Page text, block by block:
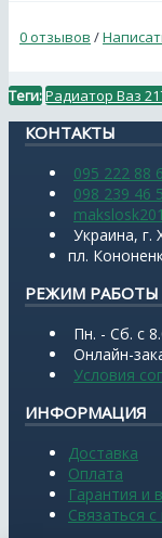
0 отзывов /
Теги:Радиатор Ваз
КОНТАКТЫ
095 222 88
098 239 46
Украина, г.
пл.
РЕЖИМ РАБОТЫ
Пн. - Сб. с
Онлайн-
Условия
ИНФОРМАЦИЯ
Доставка
Оплата
Гарантия и
Связаться